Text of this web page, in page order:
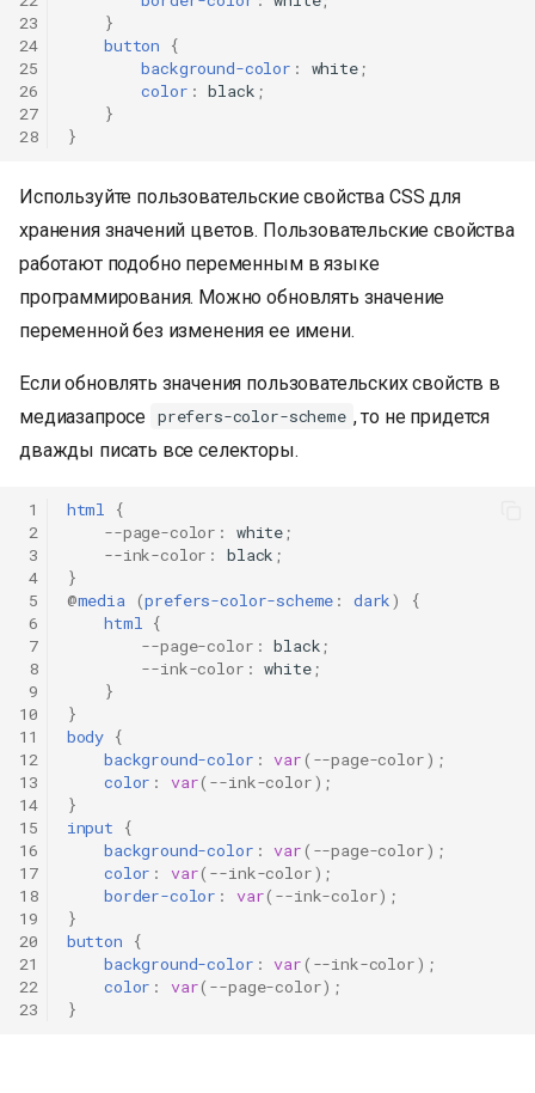
23
24
25
26
27
28
}
button
{
background-color : white;
color : black ;
}
}
Используйте пользовательские свойства CSS для
хранения значений цветов. Пользовательские свойства
работают подобно переменным в языке
программирования. Можно обновлять значение
переменной без изменения ее имени.
Если обновлять значения пользовательских свойств в
медиазапросе prefers-color-scheme , то не придется
дважды писать все селекторы.
1
2
3
4
5
6
7
8
9
10
11
12
13
14
15
16
17
18
19
20
21
22
23
html
{
--page-color : white;
--ink-color : black ;
}
@media (prefers-color-scheme : dark)
{
html {
--page-color : black;
--ink-color : white;
}
}
body {
background-color : var( --page-color);
color : var( --ink-color);
}
input
{
background-color : var( --page-color);
color : var( --ink-color);
border-color : var( --ink-color);
}
button
{
background-color : var( --ink-color);
color : var( --page-color);
}